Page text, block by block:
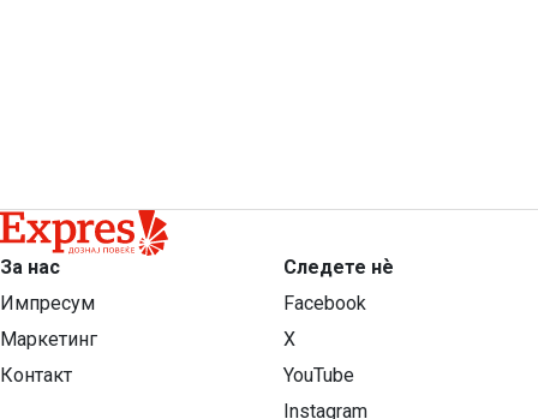
За нас
Импресум
Маркетинг
Контакт
Следете нѐ
Facebook
X
YouTube
Instagram